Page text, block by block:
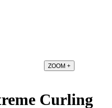
ZOOM +
Curling